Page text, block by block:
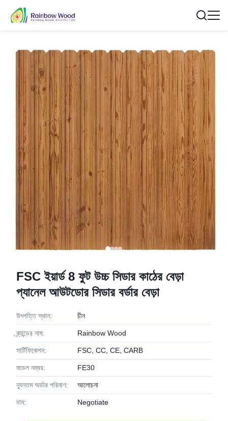
FSC ইয়ার্ড 8 ফুট উচ্চ সিডার কাঠের বেড়া
প্যানেল আউটডোর সিডার বর্ডার বেড়া
উৎপত্তি স্থান: চীন
ব্র্যান্ডের নাম: Rainbow Wood
সার্টিফিকেশন: FSC, CC, CE, CARB
মডেল নম্বর: FE30
ন্যূনতম অর্ডার পরিমাণ: আলোচনা
দাম: Negotiate